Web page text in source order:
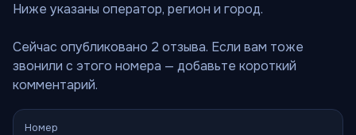
Ниже указаны оператор, регион и город.
Сейчас опубликовано 2 отзыва. Если вам тоже
звонили с этого номера — добавьте короткий
комментарий.
Номер